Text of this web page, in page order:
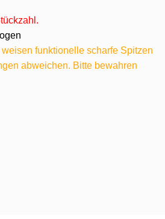
funktionelle scharfe Spitzen
abweichen. Bitte bewahren